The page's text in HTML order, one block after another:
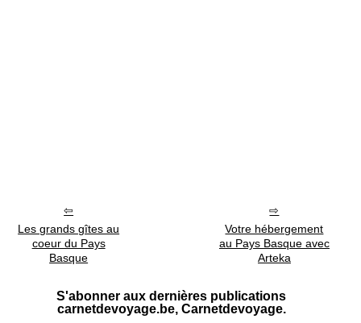
Les grands gîtes au
coeur du Pays
Basque
Votre hébergement
au Pays Basque avec
Arteka
S'abonner aux dernières publications
carnetdevoyage.be, Carnetdevoyage.